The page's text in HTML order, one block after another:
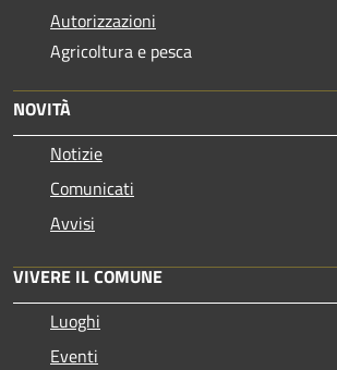
Autorizzazioni
Agricoltura e pesca
NOVITÀ
Notizie
Comunicati
Avvisi
VIVERE IL COMUNE
Luoghi
Eventi